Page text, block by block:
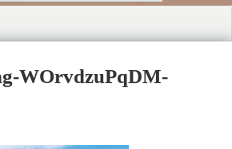
WOrvdzuPqDM-